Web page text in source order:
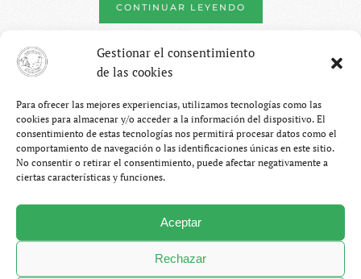
Gestionar el consentimiento
de las cookies
Para ofrecer las mejores experiencias, utilizamos tecnologías como las
cookies para almacenar y/o acceder a la información del dispositivo. El
consentimiento de estas tecnologías nos permitirá procesar datos como el
comportamiento de navegación o las identificaciones únicas en este sitio.
No consentir o retirar el consentimiento, puede afectar negativamente a
ciertas características y funciones.
Aceptar
Rechazar
CONTINUAR LEYENDO